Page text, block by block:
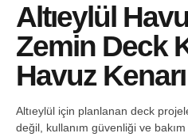
Altıeylül
Zemin Deck
Havuz
Altıeylül için planlanan deck
değil, kullanım güvenliği ve